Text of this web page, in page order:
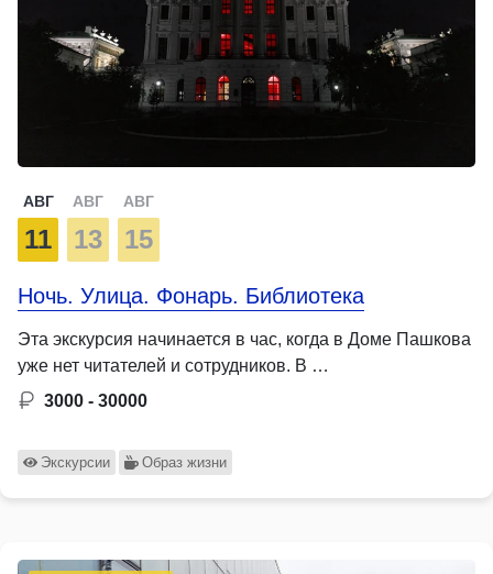
АВГ
11
АВГ
13
АВГ
15
Ночь. Улица. Фонарь. Библиотека
Эта экскурсия начинается в час, когда в Доме Пашкова
уже нет читателей и сотрудников. В …
3000 - 30000
Экскурсии Образ жизни